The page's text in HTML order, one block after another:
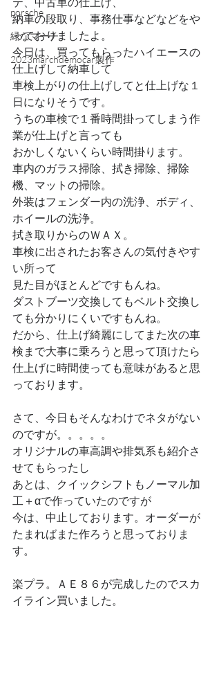
porsche
緑なマーチ
2023marchdemocar製作
納車の段取り、事務仕事などなどをや
っておりましたよ。
今日は、買ってもらったハイエースの
仕上げして納車して
車検上がりの仕上げしてと仕上げな１
日になりそうです。
うちの車検で１番時間掛ってしまう作
業が仕上げと言っても
おかしくないくらい時間掛ります。
車内のガラス掃除、拭き掃除、掃除
機、マットの掃除。
外装はフェンダー内の洗浄、ボディ、
ホイールの洗浄。
拭き取りからのＷＡＸ。
車検に出されたお客さんの気付きやす
い所って
見た目がほとんどですもんね。
ダストブーツ交換してもベルト交換し
ても分かりにくいですもんね。
だから、仕上げ綺麗にしてまた次の車
検まで大事に乗ろうと思って頂けたら
仕上げに時間使っても意味があると思
っております。
さて、今日もそんなわけでネタがない
のですが。。。。。
オリジナルの車高調や排気系も紹介さ
せてもらったし
あとは、クイックシフトもノーマル加
工＋αで作っていたのですが
今は、中止しております。オーダーが
たまればまた作ろうと思っておりま
す。
楽プラ。ＡＥ８６が完成したのでスカ
イライン買いました。